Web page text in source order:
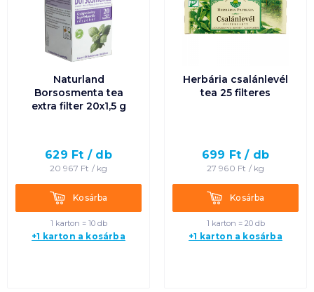
Naturland
Borsosmenta tea
extra filter 20x1,5 g
629 Ft / db
20 967 Ft / kg
KosárbaKosárba
1 karton = 10 db
+1 karton a kosárba
Herbária csalánlevél
tea 25 filteres
699 Ft / db
27 960 Ft / kg
KosárbaKosárba
1 karton = 20 db
+1 karton a kosárba